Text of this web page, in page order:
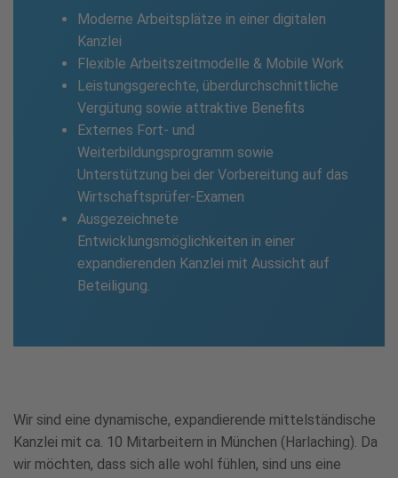
Moderne Arbeitsplätze in einer digitalen
Kanzlei
Flexible Arbeitszeitmodelle & Mobile Work
Leistungsgerechte, überdurchschnittliche
Vergütung sowie attraktive Benefits
Externes Fort- und
Weiterbildungsprogramm sowie
Unterstützung bei der Vorbereitung auf das
Wirtschaftsprüfer-Examen
Ausgezeichnete
Entwicklungsmöglichkeiten in einer
expandierenden Kanzlei mit Aussicht auf
Beteiligung.
Wir sind eine dynamische, expandierende mittelständische
Kanzlei mit ca. 10 Mitarbeitern in München (Harlaching). Da
wir möchten, dass sich alle wohl fühlen, sind uns eine